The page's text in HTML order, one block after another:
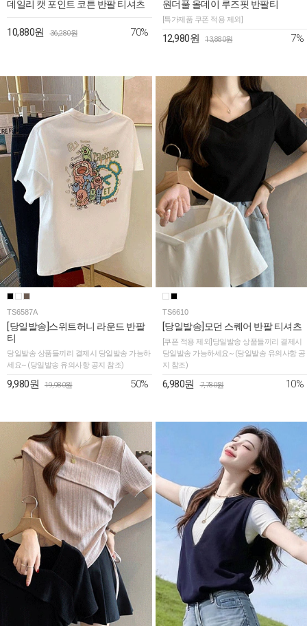
데일리 캣 포인트 코튼 반팔 티셔츠
10,880원 36,280원 70%
원더풀 올데이 루즈핏 반팔티
[특가제품 쿠폰 적용 제외]
12,980원 13,880원 7%
TS6587A
[당일발송]스위트허니 라운드 반팔
티
당일발송 상품들끼리 결제시 당일발송 가능하
세요~ (당일발송 유의사항 공지 참조)
9,980원 19,980원 50%
TS6610
[당일발송]모던 스퀘어 반팔 티셔츠
[쿠폰 적용 제외]당일발송 상품들끼리 결제시
당일발송 가능하세요~ (당일발송 유의사항 공
지 참조)
6,980원 7,780원 10%